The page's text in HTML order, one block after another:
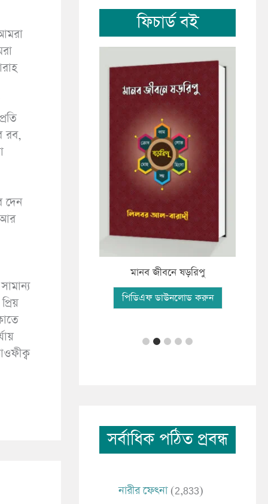
রব,
আর
ফিচার্ড বই
ডাউনলোড করুন
মানব জীবনে ষড়রিপু
পিডিএফ ডাউনলোড করুন
সর্বাধিক পঠিত প্রবন্ধ
নারীর ফেৎনা (2,833)